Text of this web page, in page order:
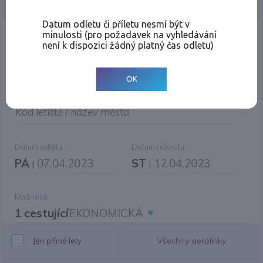
Místo odletu
Kód letiště / název města
Datum odletu
PÁ | 07.04.2023
Datum návratu
ST | 12.04.2023
Možnosti
1 cestujícíEKONOMICKÁ
Jen přímé lety Všechny aerolinky
Datum odletu či příletu nesmí být v
minulosti (pro požadavek na vyhledávání
není k dispozici žádný platný čas odletu)
OK